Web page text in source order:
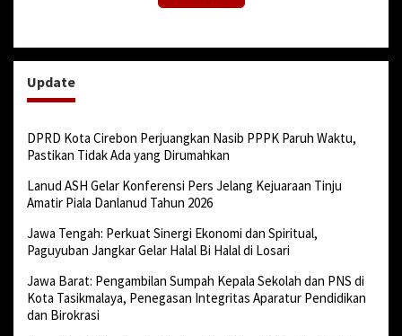
Update
DPRD Kota Cirebon Perjuangkan Nasib PPPK Paruh Waktu,
Pastikan Tidak Ada yang Dirumahkan
Lanud ASH Gelar Konferensi Pers Jelang Kejuaraan Tinju
Amatir Piala Danlanud Tahun 2026
Jawa Tengah: Perkuat Sinergi Ekonomi dan Spiritual,
Paguyuban Jangkar Gelar Halal Bi Halal di Losari
Jawa Barat: Pengambilan Sumpah Kepala Sekolah dan PNS di
Kota Tasikmalaya, Penegasan Integritas Aparatur Pendidikan
dan Birokrasi